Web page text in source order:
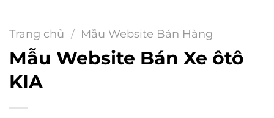
Trang chủ / Mẫu Website Bán Hàng
Mẫu Website Bán Xe ôtô
KIA